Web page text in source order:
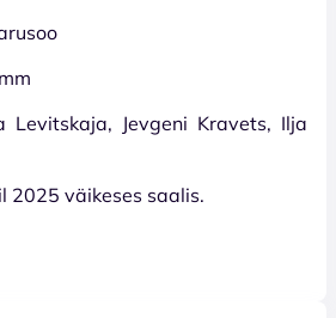
Jevgeni Kravets, Ilja
2025 väikeses saalis.